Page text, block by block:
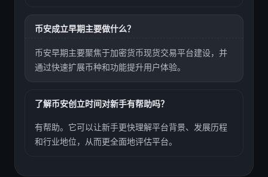
币安成立早期主要做什么？
币安早期主要聚焦于加密货币现货交易平台建设，并
通过快速扩展币种和功能提升用户体验。
了解币安创立时间对新手有帮助吗？
有帮助。它可以让新手更快理解平台背景、发展历程
和行业地位，从而更全面地评估平台。